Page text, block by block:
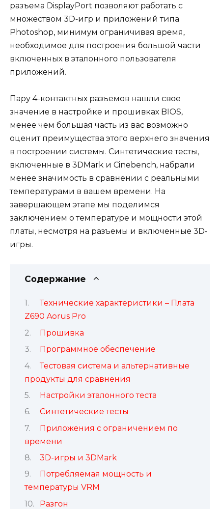
разъема DisplayPort позволяют работать с
множеством 3D-игр и приложений типа
Photoshop, минимум ограничивая время,
необходимое для построения большой части
включенных в эталонного пользователя
приложений.
Пару 4-контактных разъемов нашли свое
значение в настройке и прошивках BIOS,
менее чем большая часть из вас возможно
оценит преимущества этого верхнего значения
в построении системы. Синтетические тесты,
включенные в 3DMark и Cinebench, набрали
менее значимость в сравнении с реальными
температурами в вашем времени. На
завершающем этапе мы поделимся
заключением о температуре и мощности этой
платы, несмотря на разъемы и включенные 3D-
игры.
Содержание
Технические характеристики – Плата
Z690 Aorus Pro
Прошивка
Программное обеспечение
Тестовая система и альтернативные
продукты для сравнения
Настройки эталонного теста
Синтетические тесты
Приложения с ограничением по
времени
3D-игры и 3DMark
Потребляемая мощность и
температуры VRM
Разгон